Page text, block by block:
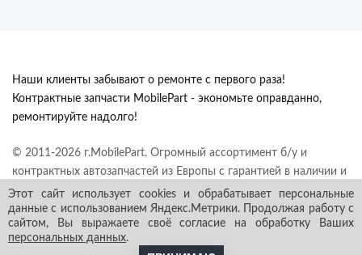
Наши клиенты забывают о ремонте с первого раза!
Контрактные запчасти MobilePart - экономьте оправданно,
ремонтируйте надолго!
© 2011-2026 г.MobilePart. Огромный ассортимент б/у и
контрактных автозапчастей из Европы с гарантией в наличии и
под заказ. Все права защищены.
Этот сайт использует cookies и обрабатывает персональные
данные с использованием Яндекс.Метрики. Продолжая работу с
сайтом, Вы выражаете своё согласие на обработку Ваших
персональных данных.